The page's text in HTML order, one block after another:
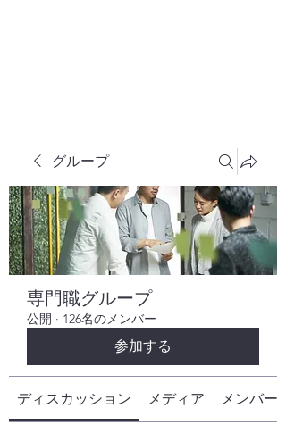
グループ
専門職グループ
公開 · 126名のメンバー
参加する
ディスカッション メディア メンバー